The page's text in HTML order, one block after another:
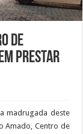
de
prestar
madrugada deste
Amado, Centro de